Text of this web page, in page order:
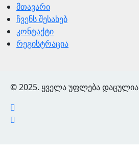
მთავარი
ჩვენს შესახებ
კონტაქტი
რეგისტრაცია
© 2025. ყველა უფლება დაცულია